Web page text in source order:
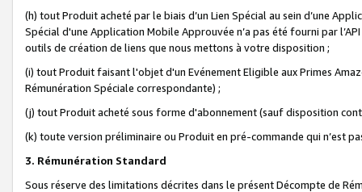
(h) tout Produit acheté par le biais d’un Lien Spécial au sein d’une
Spécial d'une Application Mobile Approuvée n’a pas été fourni par
outils de création de liens que nous mettons à votre disposition ;
(i) tout Produit faisant l'objet d'un Evénement Eligible aux Primes
Rémunération Spéciale correspondante) ;
(j) tout Produit acheté sous forme d'abonnement (sauf disposition
(k) toute version préliminaire ou Produit en pré-commande qui n’est
3. Rémunération Standard
Sous réserve des limitations décrites dans le présent Décompte de